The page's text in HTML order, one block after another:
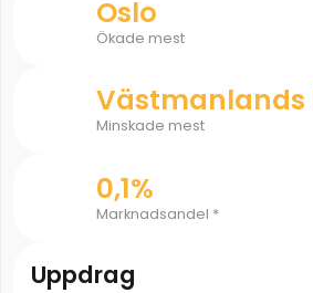
Oslo
Ökade mest
Västmanlands
Minskade mest
0,1%
Marknadsandel *
Uppdrag